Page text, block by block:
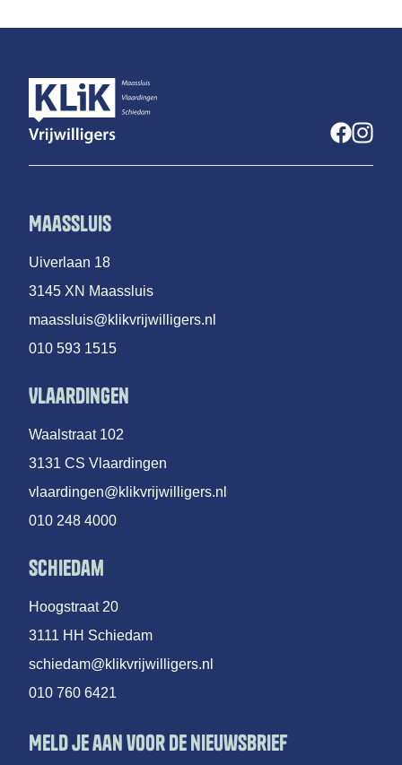
Maassluis
Uiverlaan 18
3145 XN Maassluis
maassluis@klikvrijwilligers.nl
010 593 1515
Vlaardingen
Waalstraat 102
3131 CS Vlaardingen
vlaardingen@klikvrijwilligers.nl
010 248 4000
Schiedam
Hoogstraat 20
3111 HH Schiedam
schiedam@klikvrijwilligers.nl
010 760 6421
Meld je aan voor de nieuwsbrief